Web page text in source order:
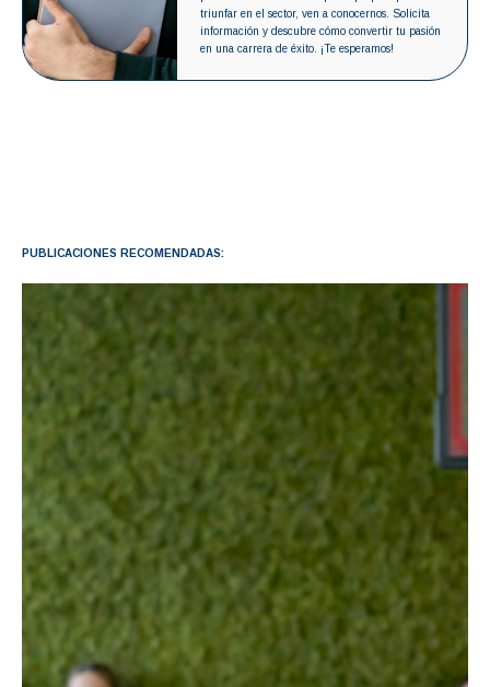
triunfar en el sector, ven a conocernos. Solicita
información y descubre cómo convertir tu pasión
en una carrera de éxito. ¡Te esperamos!
PUBLICACIONES RECOMENDADAS: